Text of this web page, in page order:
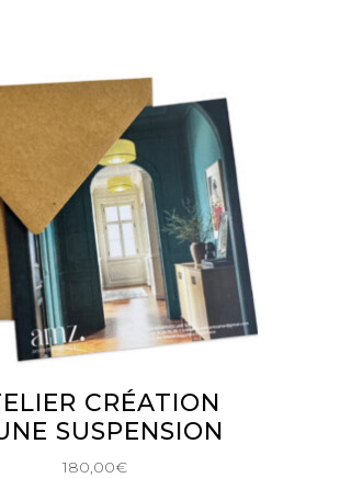
AU PANIER
CRÉATION
SUSPENSION
180,00€